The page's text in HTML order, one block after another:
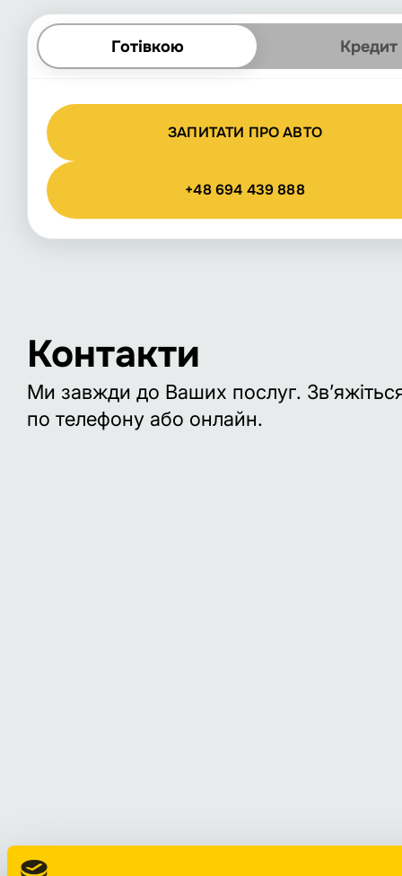
Готівкою Кредит
ЗАПИТАТИ ПРО АВТО
+48 694 439 888
Контакти
Ми завжди до Ваших послуг.
по телефону або онлайн.